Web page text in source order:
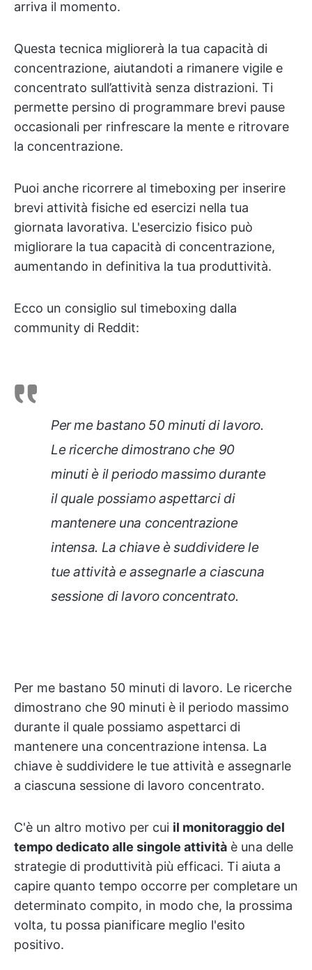
arriva il momento.
Questa tecnica migliorerà la tua capacità di
concentrazione, aiutandoti a rimanere vigile e
concentrato sull’attività senza distrazioni. Ti
permette persino di programmare brevi pause
occasionali per rinfrescare la mente e ritrovare
la concentrazione.
Puoi anche ricorrere al timeboxing per inserire
brevi attività fisiche ed esercizi nella tua
giornata lavorativa. L'esercizio fisico può
migliorare la tua capacità di concentrazione,
aumentando in definitiva la tua produttività.
Ecco un consiglio sul timeboxing dalla
community di Reddit:
Per me bastano 50 minuti di lavoro.
Le ricerche dimostrano che 90
minuti è il periodo massimo durante
il quale possiamo aspettarci di
mantenere una concentrazione
intensa. La chiave è suddividere le
tue attività e assegnarle a ciascuna
sessione di lavoro concentrato.
Per me bastano 50 minuti di lavoro. Le ricerche
dimostrano che 90 minuti è il periodo massimo
durante il quale possiamo aspettarci di
mantenere una concentrazione intensa. La
chiave è suddividere le tue attività e assegnarle
a ciascuna sessione di lavoro concentrato.
C'è un altro motivo per cui il monitoraggio del
tempo dedicato alle singole attività è una delle
strategie di produttività più efficaci. Ti aiuta a
capire quanto tempo occorre per completare un
determinato compito, in modo che, la prossima
volta, tu possa pianificare meglio l'esito
positivo.